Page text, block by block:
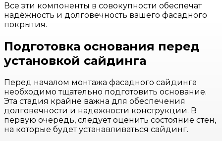
Все эти компоненты в совокупности обеспечат
надёжность и долговечность вашего фасадного
покрытия.
Подготовка основания перед
установкой сайдинга
Перед началом монтажа фасадного сайдинга
необходимо тщательно подготовить основание.
Эта стадия крайне важна для обеспечения
долговечности и надежности конструкции. В
первую очередь, следует оценить состояние стен,
на которые будет устанавливаться сайдинг.